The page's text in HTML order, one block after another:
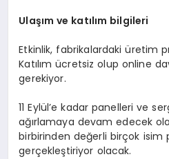
Ulaşım ve katılım bilgileri
Etkinlik, fabrikalardaki üretim
Katılım ücretsiz olup online
gerekiyor.
11 Eylül’e kadar panelleri ve
ağırlamaya devam edecek
birbirinden değerli birçok isim
gerçekleştiriyor olacak.